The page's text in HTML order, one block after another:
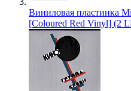
Виниловая пластинка
[Coloured Red Vinyl] (2